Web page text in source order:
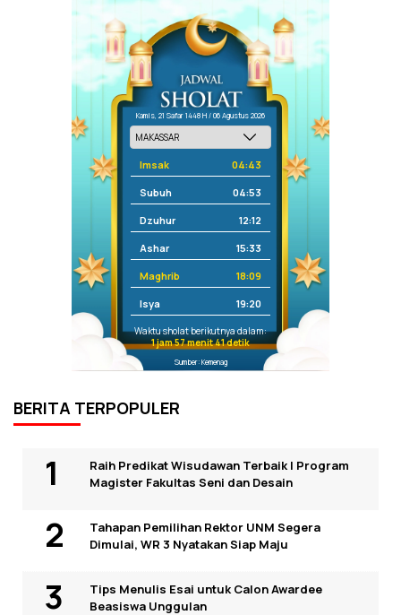
Kamis, 21 Safar 1448 H / 06 Agustus 2026
Imsak 04:43
Subuh 04:53
Dzuhur 12:12
Ashar 15:33
Maghrib 18:09
Isya 19:20
Waktu sholat berikutnya dalam:
1 jam 57 menit 41 detik
Sumber: Kemenag
BERITA TERPOPULER
Raih Predikat Wisudawan Terbaik I Program
Magister Fakultas Seni dan Desain
Tahapan Pemilihan Rektor UNM Segera
Dimulai, WR 3 Nyatakan Siap Maju
Tips Menulis Esai untuk Calon Awardee
Beasiswa Unggulan